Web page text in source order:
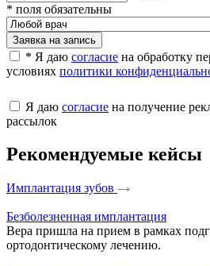
* поля обязательны
Заявка на запись
* Я даю согласие на обработку
условиях политики
Я даю согласие на получение
рассылок
Рекомендуемые кейсы
Имплантация зубов
Безболезненная имплантация
Вера пришла на прием в рамках
ортодонтическому лечению.